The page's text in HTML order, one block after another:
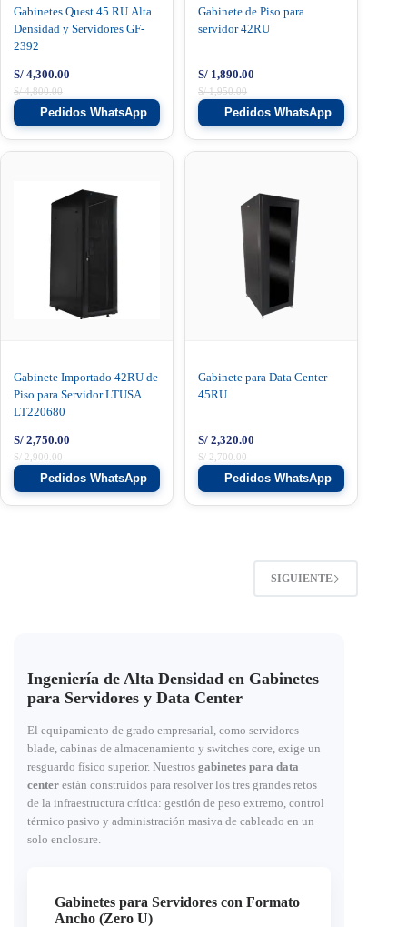
Gabinetes Quest 45 RU Alta
Densidad y Servidores GF-
2392
S/4,800.00
S/ 4,300.00
Pedidos WhatsApp
Gabinete de Piso para
servidor 42RU
S/1,950.00
S/ 1,890.00
Pedidos WhatsApp
Gabinete Importado 42RU de
Piso para Servidor LTUSA
LT220680
S/2,900.00
S/ 2,750.00
Pedidos WhatsApp
Gabinete para Data Center
45RU
S/2,700.00
S/ 2,320.00
Pedidos WhatsApp
SIGUIENTE
Ingeniería de Alta Densidad en Gabinetes
para Servidores y Data Center
El equipamiento de grado empresarial, como servidores
blade, cabinas de almacenamiento y switches core, exige un
resguardo físico superior. Nuestros gabinetes para data
center están construidos para resolver los tres grandes retos
de la infraestructura crítica: gestión de peso extremo, control
térmico pasivo y administración masiva de cableado en un
solo enclosure.
Gabinetes para Servidores con Formato
Ancho (Zero U)